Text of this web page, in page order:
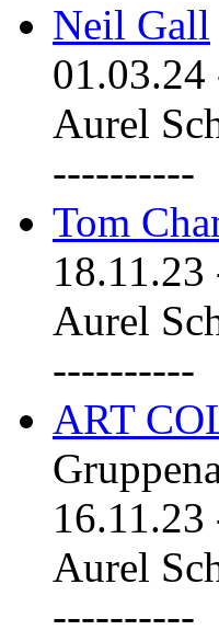
Neil Gall
01.03.24
Aurel
----------
Tom
18.11.23
Aurel
----------
ART
16.11.23
Aurel
----------